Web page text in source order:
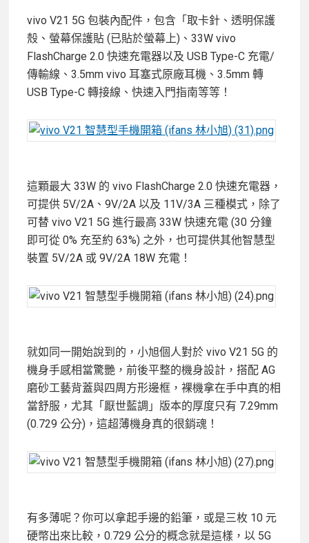
vivo V21 5G 包裝內配件，包含「取卡針、透明保護
殼、螢幕保護貼 (已貼於螢幕上)、33W vivo
FlashCharge 2.0 快速充電器以及 USB Type-C 充電/
傳輸線、3.5mm vivo 耳塞式原廠耳機、3.5mm 轉
USB Type-C 轉接線、快速入門指南等等！
這顆最大 33W 的 vivo FlashCharge 2.0 快速充電器，
可提供 5V/2A、9V/2A 以及 11V/3A 三種模式，除了
可替 vivo V21 5G 進行最高 33W 快速充電 (30 分鐘
即可從 0% 充至約 63%) 之外，也可提供其他智慧型
裝置 5V/2A 或 9V/2A 18W 充電！
就如同一開始說到的，小旭個人對於 vivo V21 5G 的
機身手感相當驚艷，前後平整的機身設計，搭配 AG
磨砂工藝背蓋與四周方形邊框，裸機拿在手中真的相
當舒服，尤其「厭世藍調」版本的厚度只有 7.29mm
(0.729 公分)，這超薄機身真的很銷魂！
有多薄呢？你可以拿起手邊的鉛筆，或是三枚 10 元
硬幣出來比較，0.729 公分的概念就是這樣，以 5G